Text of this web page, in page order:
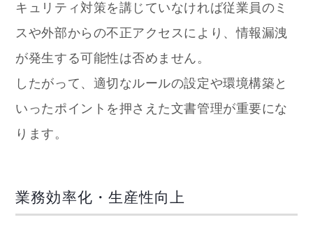
キュリティ対策を講じていなければ従業員のミ
スや外部からの不正アクセスにより、情報漏洩
が発生する可能性は否めません。
したがって、適切なルールの設定や環境構築と
いったポイントを押さえた文書管理が重要にな
ります。
業務効率化・生産性向上